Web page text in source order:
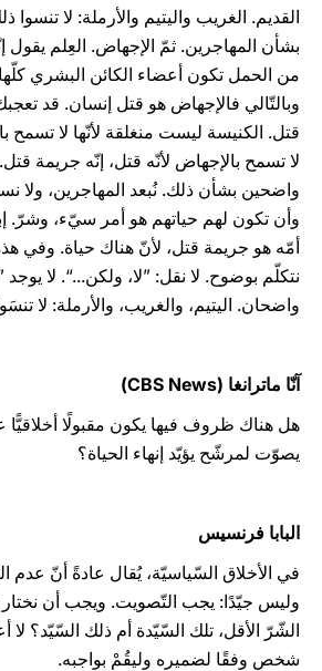
القديم. الغريب واليتيم والأرملة: لا تنسوا
بشأن المهاجرين. ثمّ الإجهاض. العِلم يقول
من الحمل تكون أعضاء الكائن البشري
وبالتّالي فالإجهاض هو قتل إنسان. قد تعجبك
قتل. الكنيسة ليست منغلقة لأنّها لا تسمح
لا تسمح بالإجهاض لأنّه قتل، إنّه جريمة
واضحين بشأن ذلك. نُبعد المهاجرين، ولا
وأن تكون لهم حياتهم هو أمر سيّء، وشرّ.
أمّه هو جريمة قتل، لأنّ هناك حياة. وفي
نتكلّم بوضوح. لا نقل: ”لا، ولكن...“. لا يوجد
واضحان. اليتيم، والغريب، والأرملة: لا
آنّا ماترانغا (CBS News)
هل هناك ظروف فيها يكون مقبولًا أخلاقيًّا
يصوّت لمرشّح يؤيّد إنهاء الحياة؟
البابا فرنسيس
في الأخلاق السّياسيّة، يُقال عادةً أنّ
وليس جيّدًا: يجب التّصويت. ويجب أن
الشّرّ الأقل، تلك السّيّدة أم ذلك السّيّد؟
شخص وفقًا لضميره وليقُمْ بواجبه.